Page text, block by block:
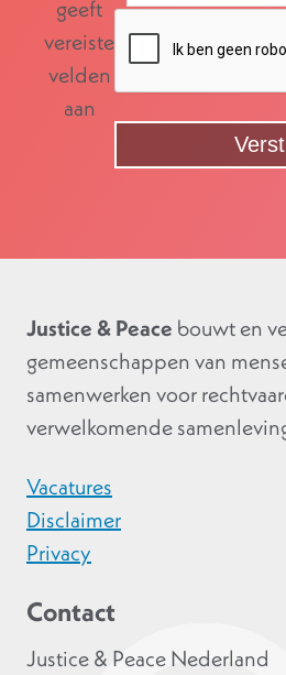
geeft
vereiste
velden
aan
Justice & Peace bouwt en
gemeenschappen van
samenwerken voor
verwelkomende
Vacatures
Disclaimer
Privacy
Contact
Justice & Peace Nederland